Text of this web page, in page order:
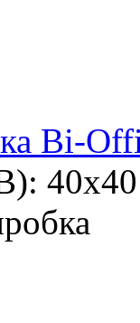
Bi-